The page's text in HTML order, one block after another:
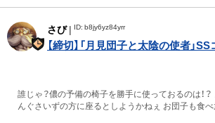
さび| ID: b8jy6yz84yrr
【締切】「月見団子と太陰の使者」
誰じゃ？儂の予備の椅子を勝手に使っておるのは！？
んぐさいずの方に座るとしようかねぇ お団子も食